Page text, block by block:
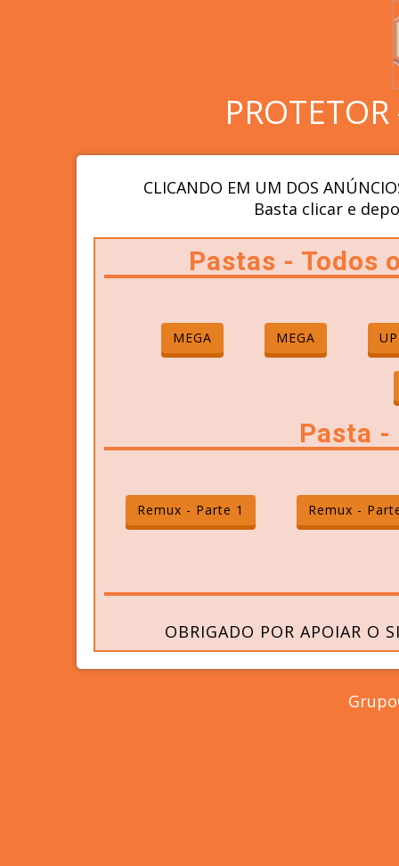
CLICANDO EM UM DOS
Basta clicar e
Pastas - Todos
MEGA MEGA
Pasta -
Remux - Parte 1 Remux -
OBRIGADO POR APOIAR O